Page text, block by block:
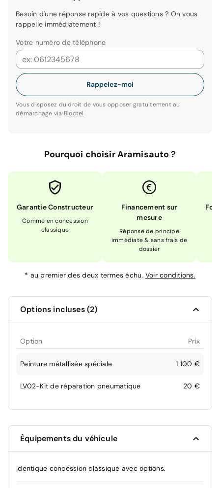
Besoin d'une réponse rapide à vos questions ? On vous
rappelle immédiatement !
Votre numéro de téléphone
Rappelez-moi
Vous disposez du droit de vous opposer gratuitement au
démarchage via Bloctel
Pourquoi choisir Aramisauto ?
Garantie Constructeur
Comme en concession
classique
Financement sur
mesure
Réponse de principe
immédiate & sans frais de
dossier
* au premier des deux termes échu. Voir conditions.
Options incluses (2)
Option Prix
Peinture métallisée spéciale 1 100 €
LV02-Kit de réparation pneumatique 20 €
Équipements du véhicule
Identique concession classique avec options.